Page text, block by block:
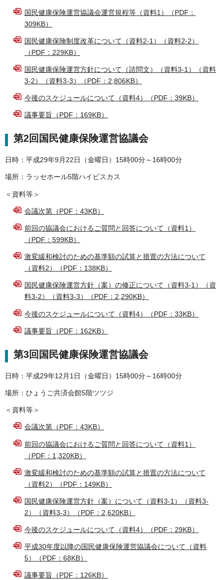
国民健康保険運営協議会運営規程等（資料1）（PDF：
309KB）
国民健康保険制度改革について（資料2-1）（資料2-2）
（PDF：229KB）
国民健康保険運営方針について（諮問文）（資料3-1）（資料
3-2）（資料3-3）（PDF：2,806KB）
今後のスケジュールについて（資料4）（PDF：39KB）
議事要旨（PDF：169KB）
第2回国民健康保険運営協議会
日時：平成29年9月22日（金曜日）15時00分～16時00分
場所：ラッセホール5階ハイビスカス
＜資料等＞
会議次第（PDF：43KB）
前回の協議会におけるご質問と回答について（資料1）
（PDF：599KB）
激変緩和検討のための基準額の試算と措置の方法について
（資料2）（PDF：138KB）
国民健康保険運営方針（案）の修正について（資料3-1）（資
料3-2）（資料3-3）（PDF：2,290KB）
今後のスケジュールについて（資料4）（PDF：33KB）
議事要旨（PDF：162KB）
第3回国民健康保険運営協議会
日時：平成29年12月1日（金曜日）15時00分～16時00分
場所：ひょうご共済会館5階ツツジ
＜資料等＞
会議次第（PDF：43KB）
前回の協議会におけるご質問と回答について（資料1）
（PDF：1,320KB）
激変緩和検討のための基準額の試算と措置の方法について
（資料2）（PDF：149KB）
国民健康保険運営方針（案）について（資料3-1）（資料3-
2）（資料3-3）（PDF：2,620KB）
今後のスケジュールについて（資料4）（PDF：29KB）
平成30年度以降の国民健康保険運営協議会について（資料
5）（PDF：68KB）
議事要旨（PDF：126KB）